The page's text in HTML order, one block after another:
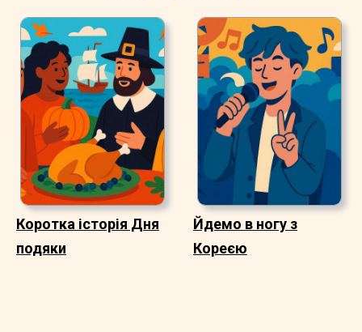
Коротка історія Дня
подяки
Йдемо в ногу з
Кореєю